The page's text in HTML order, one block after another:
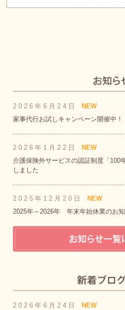
2026年6月24日
NEW
家事代行お試しキャンペーン開催中！
2026年1月22日
NEW
介護保険外サービスの認証制度「100
しました
2025年12月20日
NEW
2025年～2026年 年末年始休業のお
2026年6月24日
NEW